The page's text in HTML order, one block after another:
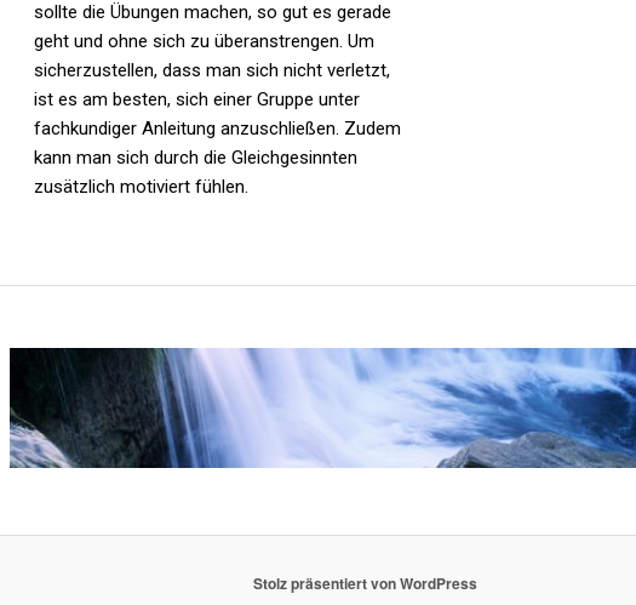
sollte die Übungen machen, so gut es gerade
geht und ohne sich zu überanstrengen. Um
sicherzustellen, dass man sich nicht verletzt,
ist es am besten, sich einer Gruppe unter
fachkundiger Anleitung anzuschließen. Zudem
kann man sich durch die Gleichgesinnten
zusätzlich motiviert fühlen.
Stolz präsentiert von WordPress